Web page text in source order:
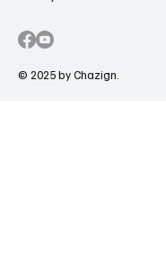
© 2025 by Chazign.